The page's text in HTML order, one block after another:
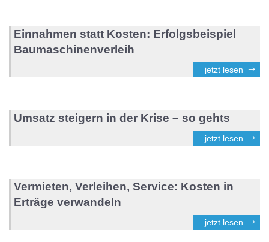
Einnahmen statt Kosten: Erfolgsbeispiel
Baumaschinenverleih
jetzt lesen
Umsatz steigern in der Krise – so gehts
jetzt lesen
Vermieten, Verleihen, Service: Kosten in
Erträge verwandeln
jetzt lesen